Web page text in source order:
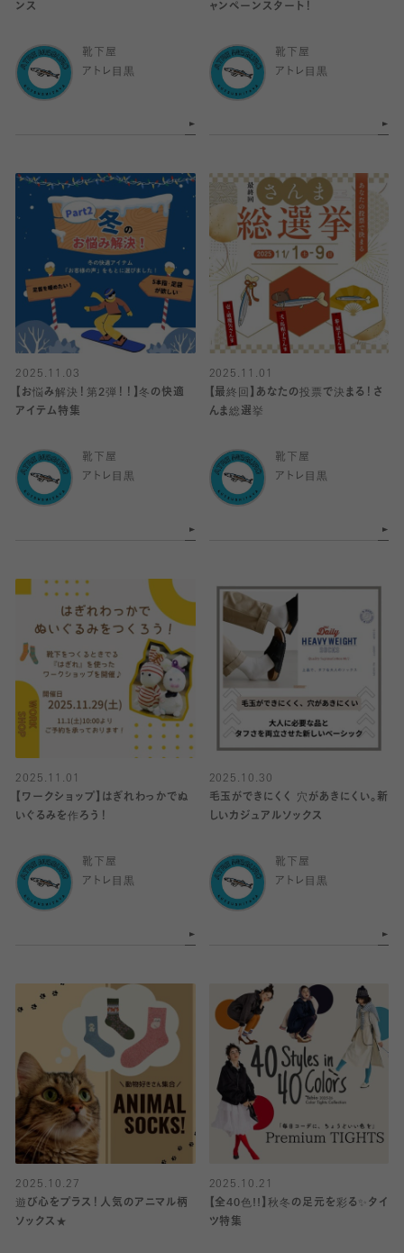
ンス
靴下屋
アトレ目黒
ャンペーンスタート！
靴下屋
アトレ目黒
2025.11.03
【お悩み解決！第2弾！！】冬の快適
アイテム特集
靴下屋
アトレ目黒
2025.11.01
【最終回】あなたの投票で決まる！さ
んま総選挙
靴下屋
アトレ目黒
2025.11.01
【ワークショップ】はぎれわっかでぬ
いぐるみを作ろう！
靴下屋
アトレ目黒
2025.10.30
毛玉ができにくく 穴があきにくい。新
しいカジュアルソックス
靴下屋
アトレ目黒
2025.10.27
遊び心をプラス！人気のアニマル柄
ソックス★
2025.10.21
【全40色!!】秋冬の足元を彩る✨タイ
ツ特集